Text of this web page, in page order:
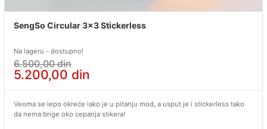
SengSo Circular 3x3 Stickerless
Na lageru - dostupno!
6.500,00din
5.200,00 din
Veoma se lepo okreće iako je u pitanju mod, a usput je i stickerless tako
da nema brige oko cepanja stikera!